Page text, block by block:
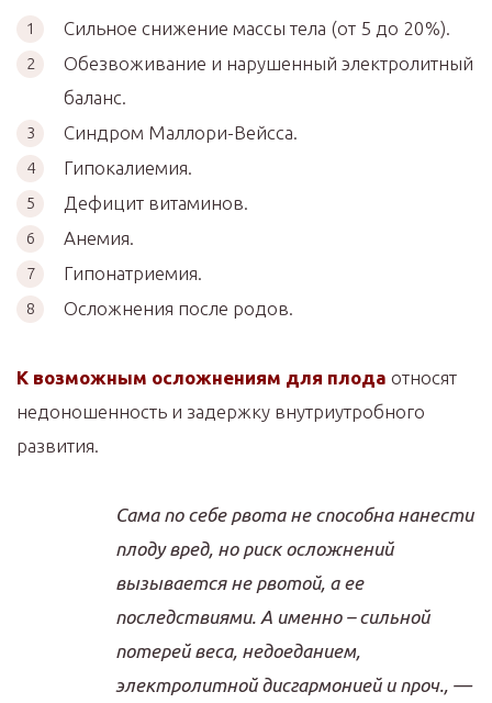
Сильное снижение массы тела (от 5 до 20%).
Обезвоживание и нарушенный электролитный
баланс.
Синдром Маллори-Вейсса.
Гипокалиемия.
Дефицит витаминов.
Анемия.
Гипонатриемия.
Осложнения после родов.
К возможным осложнениям для плода относят
недоношенность и задержку внутриутробного
развития.
Сама по себе рвота не способна нанести
плоду вред, но риск осложнений
вызывается не рвотой, а ее
последствиями. А именно – сильной
потерей веса, недоеданием,
электролитной дисгармонией и проч., —